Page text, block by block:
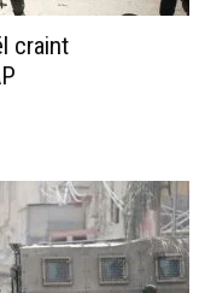
craint